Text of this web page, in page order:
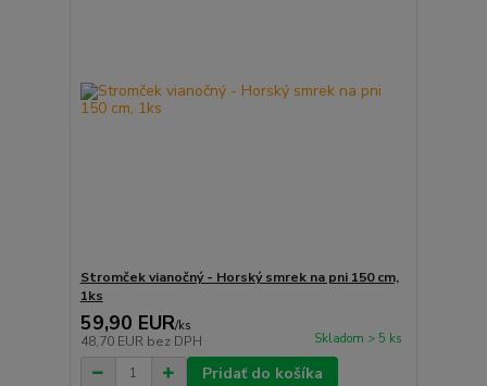
Stromček vianočný - Horský smrek na pni 150 cm,
1ks
59,90 EUR/ks
48,70 EUR bez DPH Skladom > 5 ks
Pridať do košíka